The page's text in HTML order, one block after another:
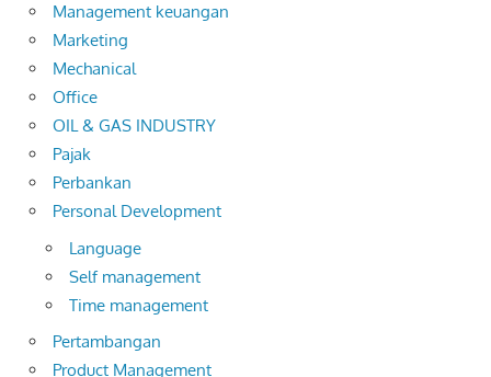
Management keuangan
Marketing
Mechanical
Office
OIL & GAS INDUSTRY
Pajak
Perbankan
Personal Development
Language
Self management
Time management
Pertambangan
Product Management